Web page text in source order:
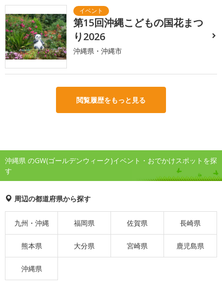
第15回沖縄こどもの国花まつ
り2026
沖縄県・沖縄市
閲覧履歴をもっと見る
沖縄県 のGW(ゴールデンウィーク)イベント・おでかけスポットを探
す
周辺の都道府県から探す
九州・沖縄 福岡県 佐賀県 長崎県
熊本県 大分県 宮崎県 鹿児島県
沖縄県